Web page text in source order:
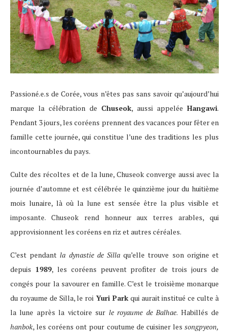
Passioné.e.s de Corée, vous n’êtes pas sans savoir qu’aujourd’hui
marque la célébration de Chuseok, aussi appelée Hangawi.
Pendant 3 jours, les coréens prennent des vacances pour fêter en
famille cette journée, qui constitue l’une des traditions les plus
incontournables du pays.
Culte des récoltes et de la lune, Chuseok converge aussi avec la
journée d’automne et est célébrée le quinzième jour du huitième
mois lunaire, là où la lune est sensée être la plus visible et
imposante. Chuseok rend honneur aux terres arables, qui
approvisionnent les coréens en riz et autres céréales.
C’est pendantla dynastie de Silla qu’elle trouve son origine et
depuis 1989, les coréens peuvent profiter de trois jours de
congés pour la savourer en famille. C’est le troisième monarque
du royaume de Silla, le roi Yuri Parkqui aurait institué ce culte à
la lune après la victoire sur le royaume de Balhae. Habillés de
hanbok, les coréens ont pour coutume de cuisiner les songpyeon,